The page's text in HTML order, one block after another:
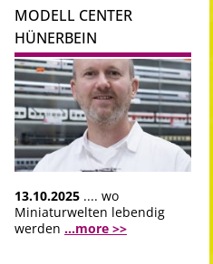
MODELL CENTER
HÜNERBEIN
13.10.2025 .... wo
Miniaturwelten lebendig
werden ...more >>